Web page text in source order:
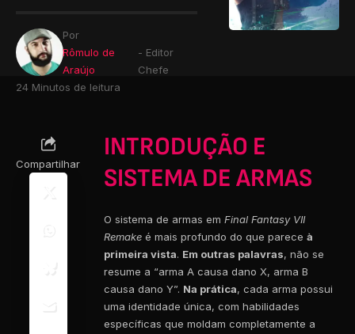
Por
Rômulo de
Araújo
- Editor
Chefe
24 Minutos de leitura
Compartilhar
INTRODUÇÃO E
SISTEMA DE ARMAS
O sistema de armas em Final Fantasy VII
Remake é mais profundo do que parece à
primeira vista. Em outras palavras, não se
resume a “arma A causa dano X, arma B
causa dano Y”. Na prática, cada arma possui
uma identidade única, com habilidades
específicas que moldam completamente a